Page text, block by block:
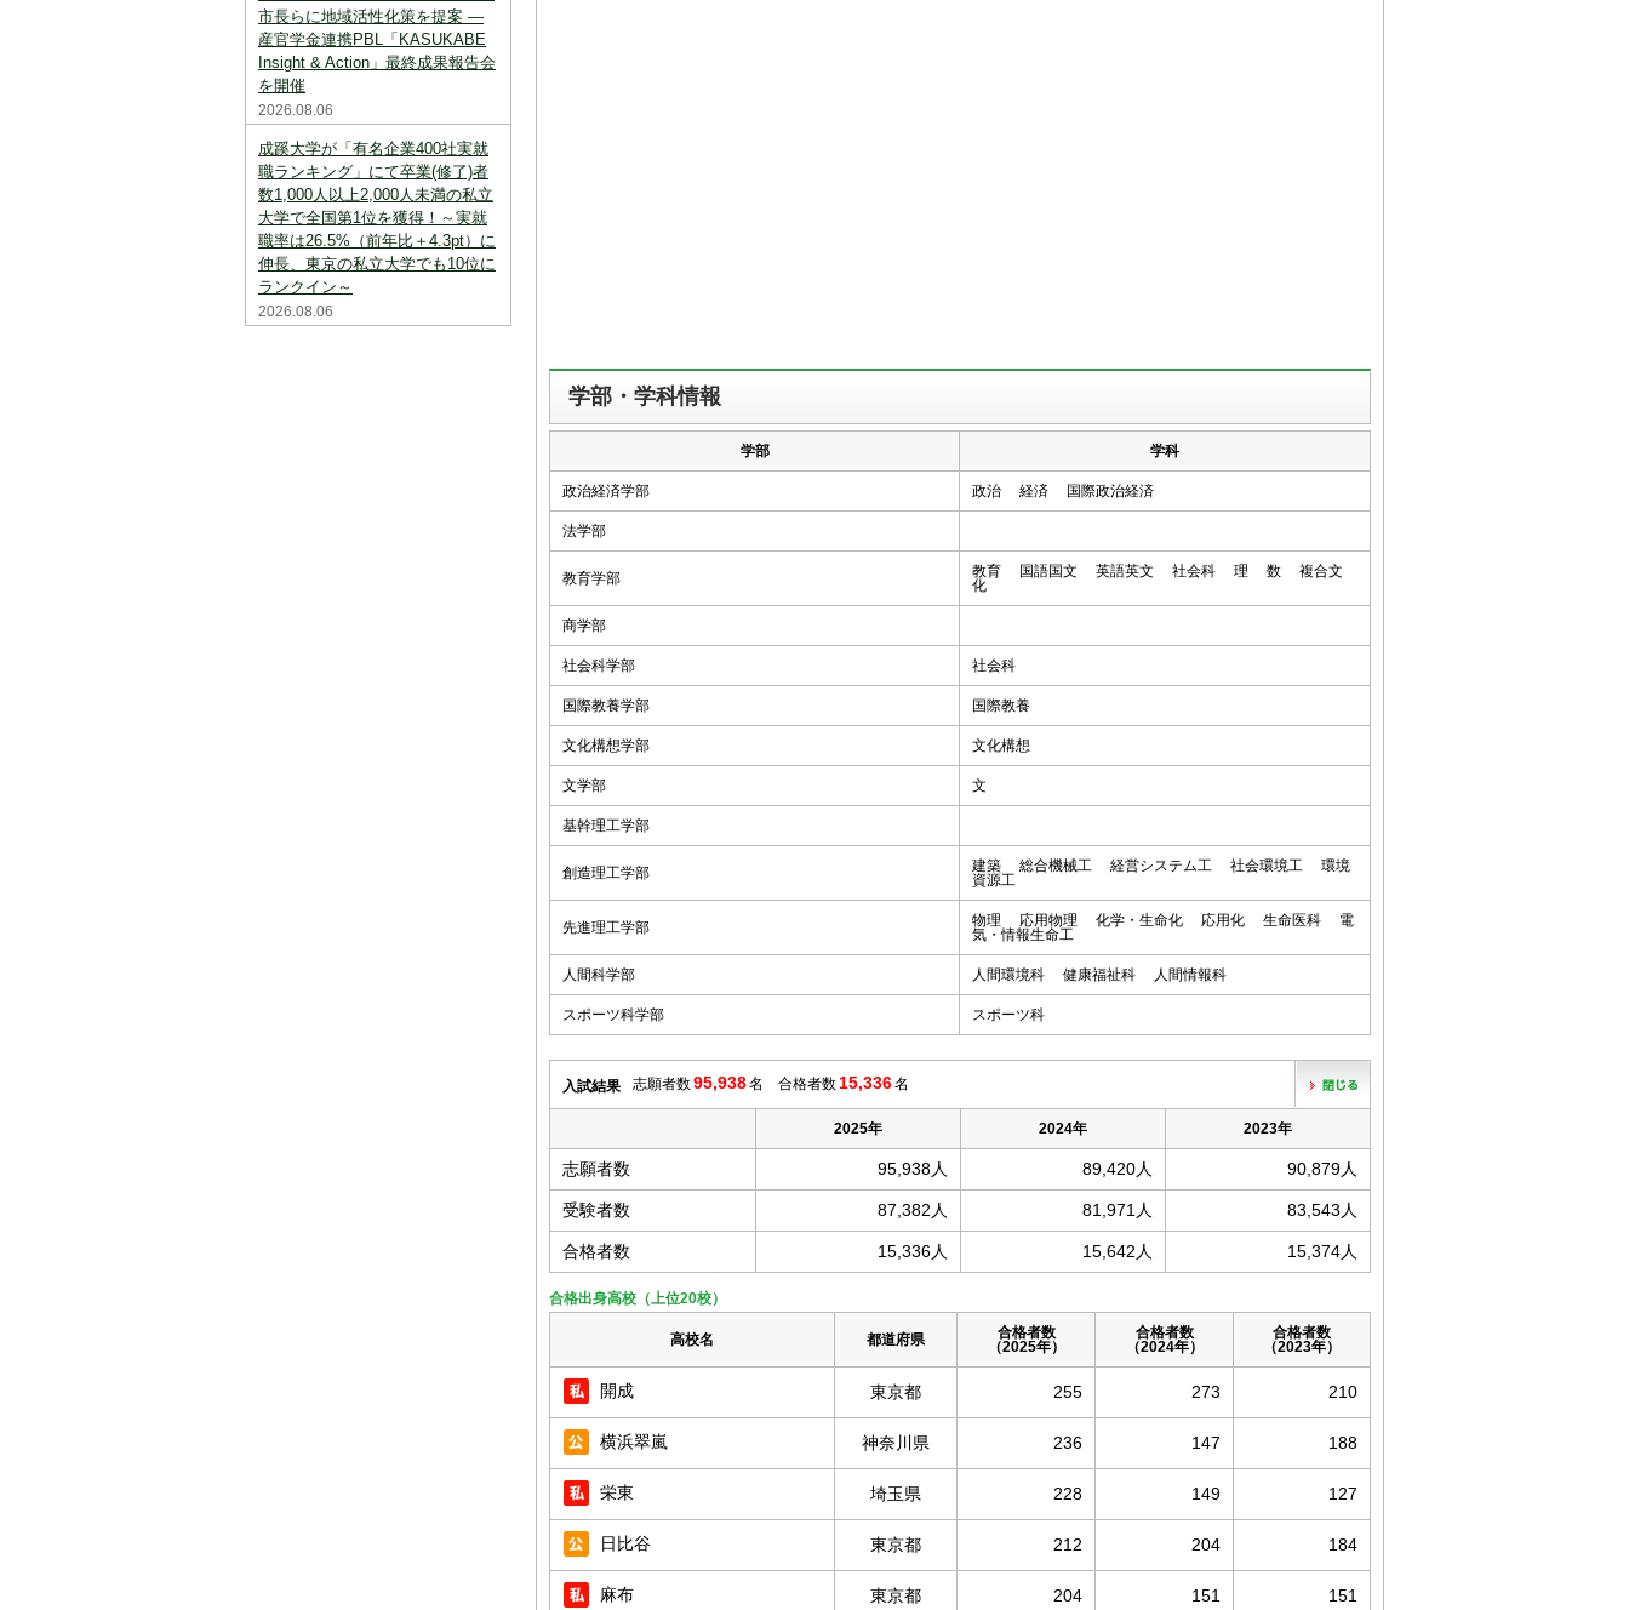
市長らに地域活性化策を提案 ―
産官学金連携PBL「KASUKABE
Insight & Action」最終成果報告会
を開催
2026.08.06
成蹊大学が「有名企業400社実就
職ランキング」にて卒業(修了)者
数1,000人以上2,000人未満の私立
大学で全国第1位を獲得！～実就
職率は26.5%（前年比＋4.3pt）に
伸長、東京の私立大学でも10位に
ランクイン～
2026.08.06
学部・学科情報
学部 学科
政治経済学部 政治 経済 国際政治経済
法学部
教育学部
教育 国語国文 英語英文 社会科 理 数 複合文
化
商学部
社会科学部 社会科
国際教養学部 国際教養
文化構想学部 文化構想
文学部 文
基幹理工学部
創造理工学部
建築 総合機械工 経営システム工 社会環境工 環境
資源工
先進理工学部
物理 応用物理 化学・生命化 応用化 生命医科 電
気・情報生命工
人間科学部 人間環境科 健康福祉科 人間情報科
スポーツ科学部 スポーツ科
入試結果 志願者数95,938名 合格者数 15,336名
2025年 2024年 2023年
志願者数 95,938人 89,420人 90,879人
受験者数 87,382人 81,971人 83,543人
合格者数 15,336人 15,642人 15,374人
合格出身高校（上位20校）
高校名 都道府県
合格者数
（2025年）
合格者数
（2024年）
合格者数
（2023年）
開成 東京都 255 273 210
横浜翠嵐 神奈川県 236 147 188
栄東 埼玉県 228 149 127
日比谷 東京都 212 204 184
麻布 東京都 204 151 151